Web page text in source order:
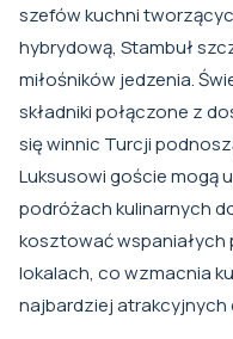
szefów kuchni
hybrydową, Stambuł
miłośników jedzenia.
składniki połączone z
się winnic Turcji
Luksusowi goście mogą
podróżach kulinarnych
kosztować wspaniałych
lokalach, co wzmacnia
najbardziej atrakcyjnych